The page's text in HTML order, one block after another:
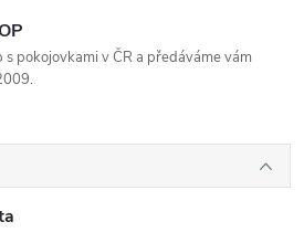
s pokojovkami v ČR a předáváme vám